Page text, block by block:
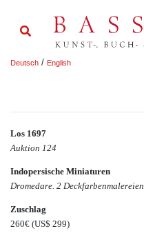
Deutsch / English
Los 1697
Auktion 124
Indopersische Miniaturen
Dromedare. 2 Deckfarbenmalereien
Zuschlag
260€ (US$ 299)